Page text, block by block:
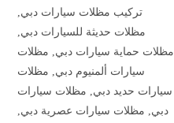
تركيب مظلات سيارات دبي
مظلات حديثة للسيارات دبي
مظلات حماية سيارات دبي
مظلات
سيارات ألمنيوم دبي
مظلات
سيارات حديد دبي
مظلات سيارات
دبي
مظلات سيارات عصرية دبي